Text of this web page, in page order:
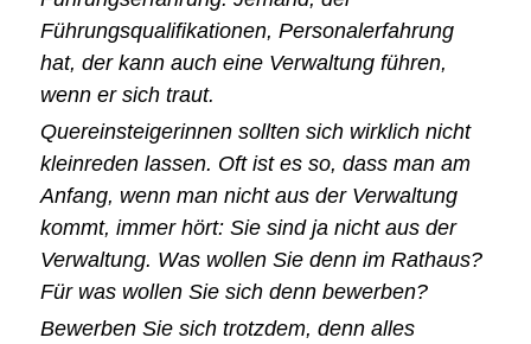
Führungsqualifikationen, Personalerfahrung
hat, der kann auch eine Verwaltung führen,
wenn er sich traut.
Quereinsteigerinnen sollten sich wirklich nicht
kleinreden lassen. Oft ist es so, dass man am
Anfang, wenn man nicht aus der Verwaltung
kommt, immer hört: Sie sind ja nicht aus der
Verwaltung. Was wollen Sie denn im Rathaus?
Für was wollen Sie sich denn bewerben?
Bewerben Sie sich trotzdem, denn alles